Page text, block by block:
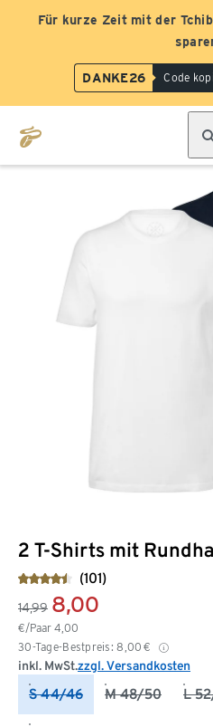
Für kurze Zeit mit der
DANKE26 Code
2 T-Shirts mit
(101)
14,99 8,00
€/Paar 4,00
30-Tage-Bestpreis: 8,00 €
inkl. MwSt.zzgl. Versandkosten
S 44/46 M 48/50 L